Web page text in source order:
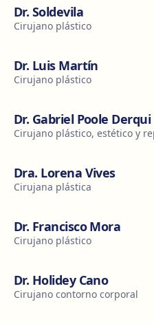
Dr. Soldevila
Cirujano plástico
Dr. Luis Martín
Cirujano plástico
Dr. Gabriel Poole Derqui
Cirujano plástico, estético y
Dra. Lorena Vives
Cirujana plástica
Dr. Francisco Mora
Cirujano plástico
Dr. Holidey Cano
Cirujano contorno corporal